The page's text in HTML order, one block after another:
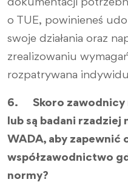
dokumentacji
o TUE, powinieneś
swoje działania oraz
zrealizowaniu
rozpatrywana
6. Skoro zawodnicy
lub są badani
WADA, aby zapewnić
współzawodnictwo
normy?